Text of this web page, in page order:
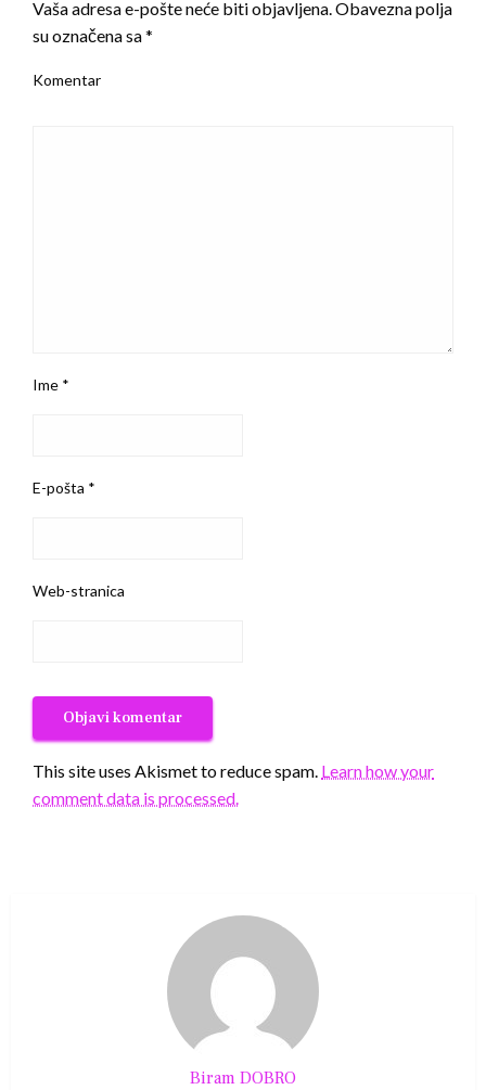
Vaša adresa e-pošte neće biti objavljena. Obavezna polja
su označena sa*
Komentar
Ime *
E-pošta *
Web-stranica
This site uses Akismet to reduce spam. Learn how your
comment data is processed.
Biram DOBRO